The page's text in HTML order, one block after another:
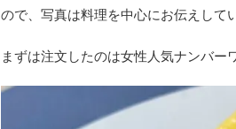
ので、写真は料理を中心にお伝えして
まずは注文したのは女性人気ナンバー